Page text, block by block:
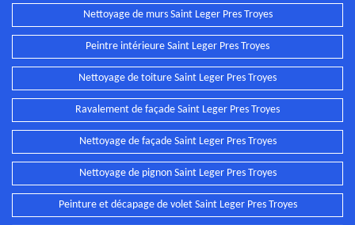
Nettoyage de murs Saint Leger Pres Troyes
Peintre intérieure Saint Leger Pres Troyes
Nettoyage de toiture Saint Leger Pres Troyes
Ravalement de façade Saint Leger Pres Troyes
Nettoyage de façade Saint Leger Pres Troyes
Nettoyage de pignon Saint Leger Pres Troyes
Peinture et décapage de volet Saint Leger Pres Troyes